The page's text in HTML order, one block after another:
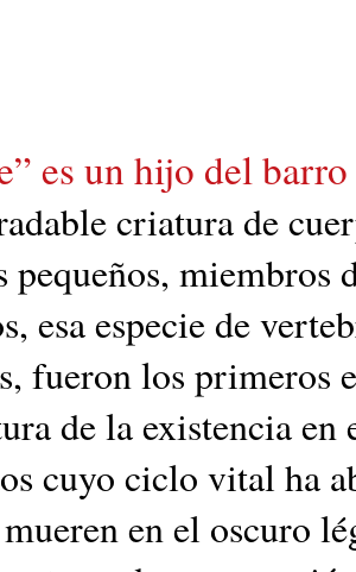
es un hijo del
criatura de
pequeños, miembros
esa especie de
fueron los primeros
de la existencia
cuyo ciclo vital ha
en el oscuro